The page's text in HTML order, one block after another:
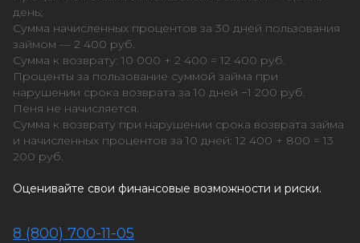
день;
Сумма начисленных процентов за 30 дней пользования
займом — 2 400 руб.
Сумма к возврату: 10 000 + 2 400 = 12 400 руб.
Проценты за пользование суммой займа при
нарушении срока возврата за 10 дней −1 200 руб.
Пеня не начисляется.
Сумма к возврату при нарушении срока возврата займа
и начисленных процентов за 10 дней: 12 400 + 800 = 13
200 руб.
Оценивайте свои финансовые возможности и риски.
8 (800) 700-11-05